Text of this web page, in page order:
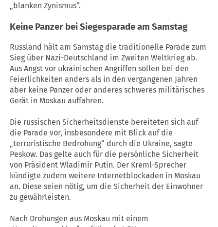
„blanken Zynismus“.
Keine Panzer bei Siegesparade am Samstag
Russland hält am Samstag die traditionelle Parade zum
Sieg über Nazi-Deutschland im Zweiten Weltkrieg ab.
Aus Angst vor ukrainischen Angriffen sollen bei den
Feierlichkeiten anders als in den vergangenen Jahren
aber keine Panzer oder anderes schweres militärisches
Gerät in Moskau auffahren.
Die russischen Sicherheitsdienste bereiteten sich auf
die Parade vor, insbesondere mit Blick auf die
„terroristische Bedrohung“ durch die Ukraine, sagte
Peskow. Das gelte auch für die persönliche Sicherheit
von Präsident Wladimir Putin. Der Kreml-Sprecher
kündigte zudem weitere Internetblockaden in Moskau
an. Diese seien nötig, um die Sicherheit der Einwohner
zu gewährleisten.
Nach Drohungen aus Moskau mit einem